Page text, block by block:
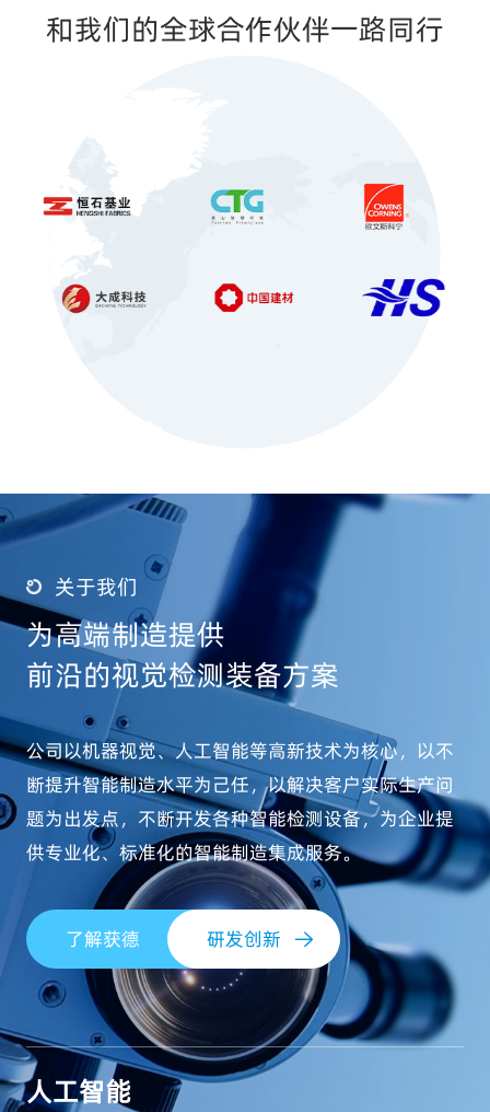
和我们的全球合作伙伴一路同行
关于我们
为高端制造提供
前沿的视觉检测装备方案
公司以机器视觉、人工智能等高新技术为核心，以不
断提升智能制造水平为己任，以解决客户实际生产问
题为出发点，不断开发各种智能检测设备，为企业提
供专业化、标准化的智能制造集成服务。
了解获德 研发创新
人工智能